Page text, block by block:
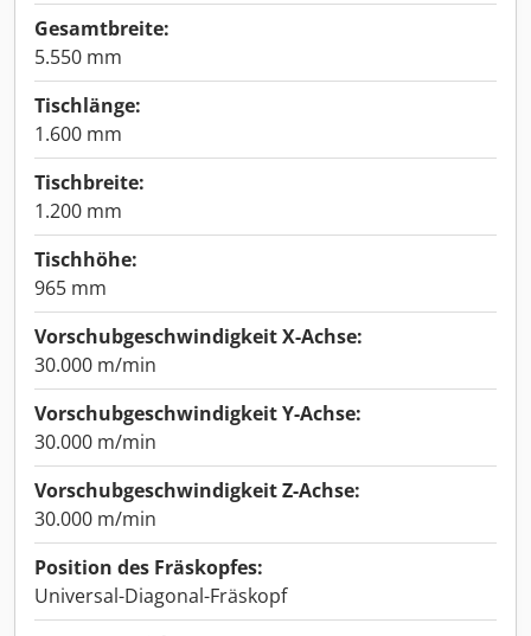
Gesamtbreite:
5.550 mm
Tischlänge:
1.600 mm
Tischbreite:
1.200 mm
Tischhöhe:
965 mm
Vorschubgeschwindigkeit X-Achse:
30.000 m/min
Vorschubgeschwindigkeit Y-Achse:
30.000 m/min
Vorschubgeschwindigkeit Z-Achse:
30.000 m/min
Position des Fräskopfes:
Universal-Diagonal-Fräskopf